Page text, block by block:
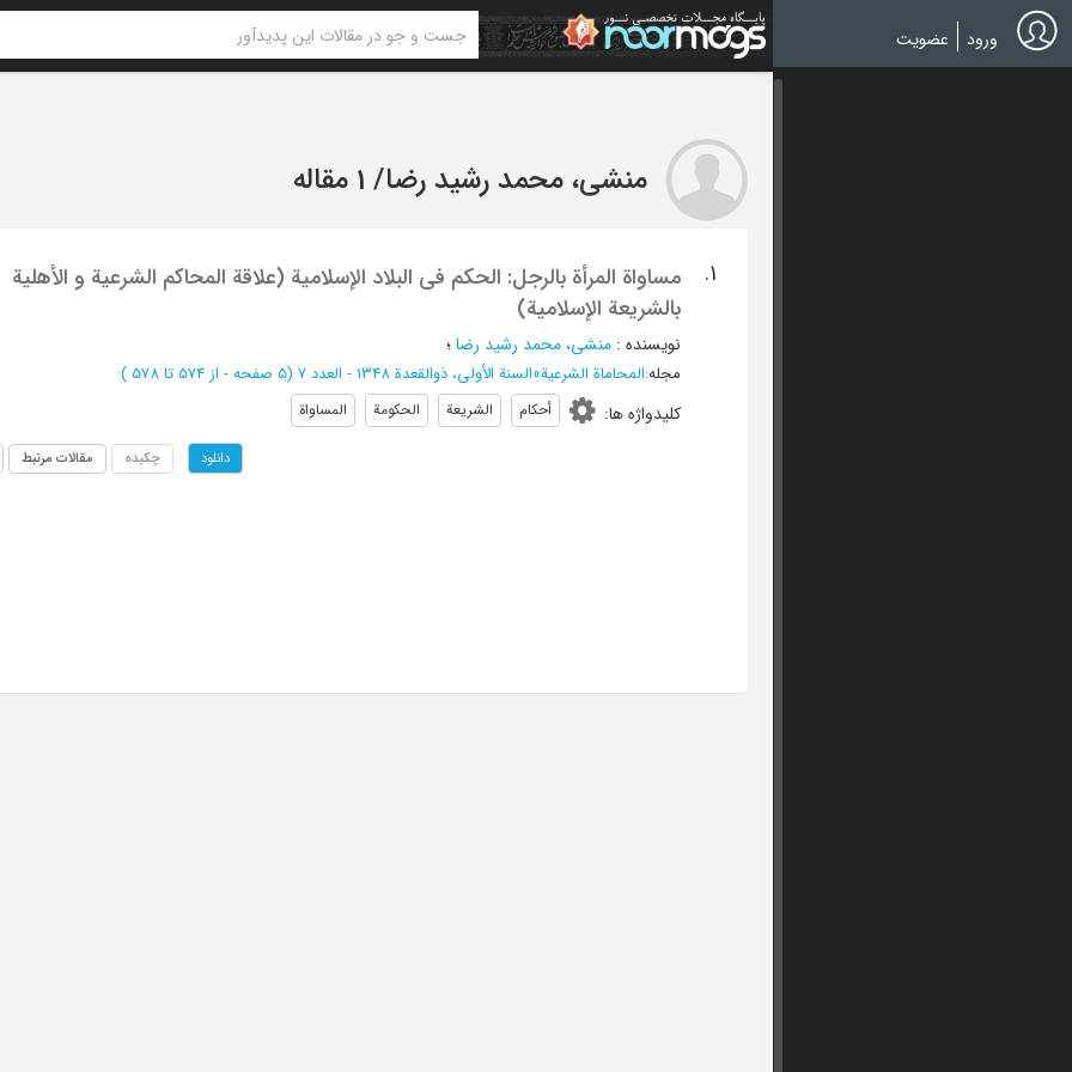
Skip
to
main
ورود عضویت
منشی، محمد رشید رضا/ 1 مقاله
1.
مساواة المرأة بالرجل: الحکم فی البلاد الإسلامیة (علاقة المحاکم الشرعیة و الأهلیة
بالشریعة الإسلامیة)
نویسنده : منشی، محمد رشید رضا؛
مجله:المحاماة الشرعیة»السنة الأولی، ذوالقعدة 1348 - العدد 7 (‎5 صفحه - از 574 تا 578 )
کلیدواژه ها: أحکام الشریعة الحکومة المساواة
دانلود چکیده مقالات مرتبط